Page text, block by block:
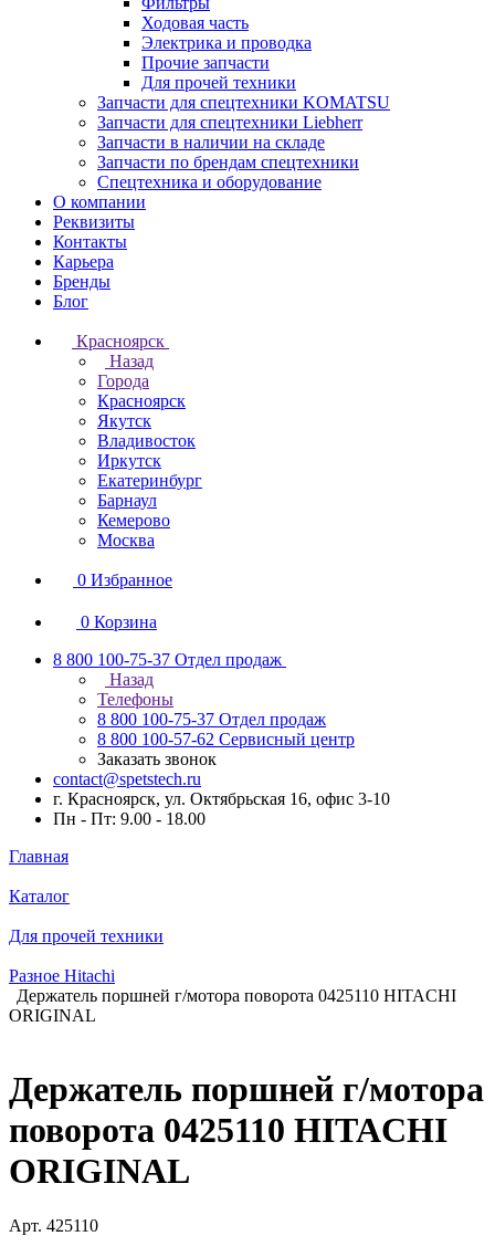
Ходовая часть
Электрика и проводка
Прочие запчасти
Для прочей техники
Запчасти для спецтехники KOMATSU
Запчасти для спецтехники Liebherr
Запчасти в наличии на складе
Запчасти по брендам спецтехники
Спецтехника и оборудование
О компании
Реквизиты
Контакты
Карьера
Бренды
Блог
Красноярск
Назад
Города
Красноярск
Якутск
Владивосток
Иркутск
Екатеринбург
Барнаул
Кемерово
Москва
0 Избранное
0 Корзина
8 800 100-75-37 Отдел продаж
Назад
Телефоны
8 800 100-75-37 Отдел продаж
8 800 100-57-62 Сервисный центр
Заказать звонок
contact@spetstech.ru
г. Красноярск, ул. Октябрьская 16, офис 3-10
Пн - Пт: 9.00 - 18.00
Главная
Каталог
Для прочей техники
Разное Hitachi
Держатель поршней г/мотора поворота 0425110 HITACHI
ORIGINAL
Держатель поршней г/мотора
поворота 0425110 HITACHI
ORIGINAL
Арт. 425110